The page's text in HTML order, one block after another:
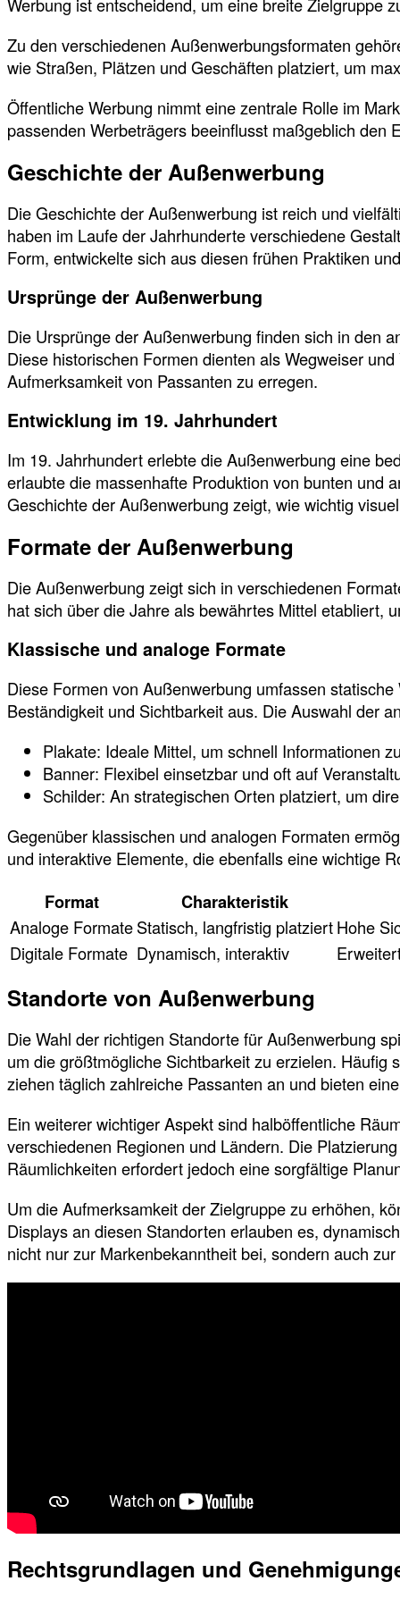
Zu den verschiedenen Außenwerbungsformaten
wie Straßen, Plätzen und Geschäften platziert, um
Öffentliche Werbung nimmt eine zentrale Rolle im
passenden Werbeträgers beeinflusst maßgeblich den
Geschichte der Außenwerbung
Die Geschichte der Außenwerbung ist reich und
haben im Laufe der Jahrhunderte verschiedene
Form, entwickelte sich aus diesen frühen Praktiken
Ursprünge der Außenwerbung
Die Ursprünge der Außenwerbung finden sich in den
Diese historischen Formen dienten als Wegweiser
Aufmerksamkeit von Passanten zu erregen.
Entwicklung im 19. Jahrhundert
Im 19. Jahrhundert erlebte die Außenwerbung eine
erlaubte die massenhafte Produktion von bunten und
Geschichte der Außenwerbung zeigt, wie wichtig
Formate der Außenwerbung
Die Außenwerbung zeigt sich in verschiedenen
hat sich über die Jahre als bewährtes Mittel etabliert,
Klassische und analoge Formate
Diese Formen von Außenwerbung umfassen
Beständigkeit und Sichtbarkeit aus. Die Auswahl der
Plakate: Ideale Mittel, um schnell Informationen
Banner: Flexibel einsetzbar und oft auf
Schilder: An strategischen Orten platziert, um
Gegenüber klassischen und analogen Formaten
und interaktive Elemente, die ebenfalls eine wichtige
Format Charakteristik
Analoge FormateStatisch, langfristig platziertHohe
Digitale Formate Dynamisch, interaktiv
Standorte von Außenwerbung
Die Wahl der richtigen Standorte für Außenwerbung
um die größtmögliche Sichtbarkeit zu erzielen.
ziehen täglich zahlreiche Passanten an und bieten
Ein weiterer wichtiger Aspekt sind halböffentliche
verschiedenen Regionen und Ländern. Die
Räumlichkeiten erfordert jedoch eine sorgfältige
Um die Aufmerksamkeit der Zielgruppe zu erhöhen,
Displays an diesen Standorten erlauben es,
nicht nur zur Markenbekanntheit bei, sondern auch
Rechtsgrundlagen und